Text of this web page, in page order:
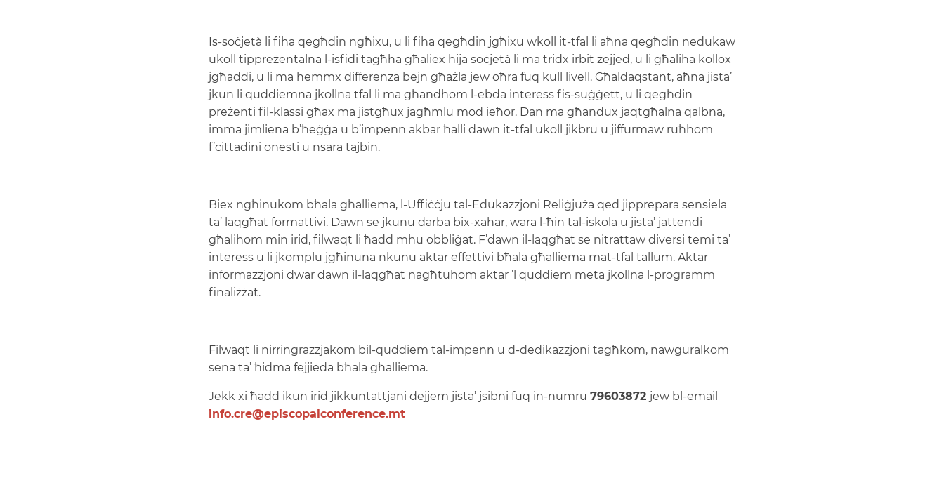
Is-soċjetà li fiha qegħdin ngħixu, u li fiha qegħdin jgħixu wkoll it-tfal li aħna qegħdin nedukaw
ukoll tippreżentalna l-isfidi tagħha għaliex hija soċjetà li ma tridx irbit żejjed, u li għaliha kollox
jgħaddi, u li ma hemmx differenza bejn għażla jew oħra fuq kull livell. Għaldaqstant, aħna jista’
jkun li quddiemna jkollna tfal li ma għandhom l-ebda interess fis-suġġett, u li qegħdin
preżenti fil-klassi għax ma jistgħux jagħmlu mod ieħor. Dan ma għandux jaqtgħalna qalbna,
imma jimliena b’ħeġġa u b’impenn akbar ħalli dawn it-tfal ukoll jikbru u jiffurmaw ruħhom
f’cittadini onesti u nsara tajbin.
Biex ngħinukom bħala għalliema, l-Uffiċċju tal-Edukazzjoni Reliġjuża qed jipprepara sensiela
ta’ laqgħat formattivi. Dawn se jkunu darba bix-xahar, wara l-ħin tal-iskola u jista’ jattendi
għalihom min irid, filwaqt li ħadd mhu obbliġat. F’dawn il-laqgħat se nitrattaw diversi temi ta’
interess u li jkomplu jgħinuna nkunu aktar effettivi bħala għalliema mat-tfal tallum. Aktar
informazzjoni dwar dawn il-laqgħat nagħtuhom aktar ’l quddiem meta jkollna l-programm
finaliżżat.
Filwaqt li nirringrazzjakom bil-quddiem tal-impenn u d-dedikazzjoni tagħkom, nawguralkom
sena ta’ ħidma fejjieda bħala għalliema.
Jekk xi ħadd ikun irid jikkuntattjani dejjem jista’ jsibni fuq in-numru 79603872 jew bl-email
info.cre@episcopalconference.mt